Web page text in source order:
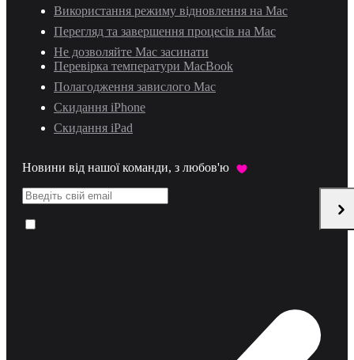
Використання режиму відновлення на Mac
Перегляд та завершення процесів на Mac
Не дозволяйте Mac засинати
Перевірка температури MacBook
Полагодження завислого Mac
Скидання iPhone
Скидання iPad
Новини від нашої команди, з любов'ю